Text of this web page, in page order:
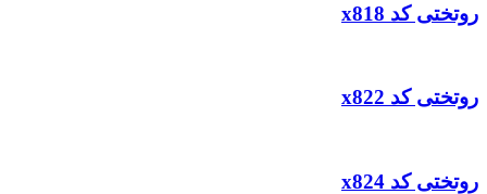
روتختی کد x818
روتختی کد x822
روتختی کد x824